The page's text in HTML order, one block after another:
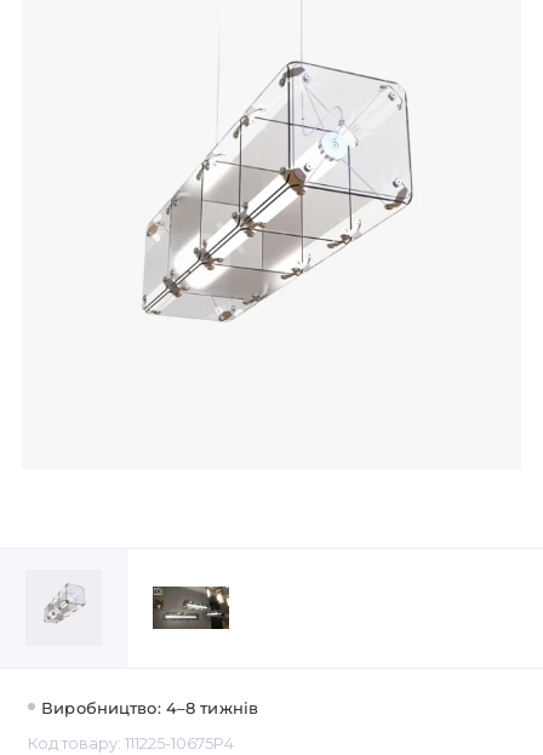
Виробництво: 4–8 тижнів
Код товару: 111225-10675P4